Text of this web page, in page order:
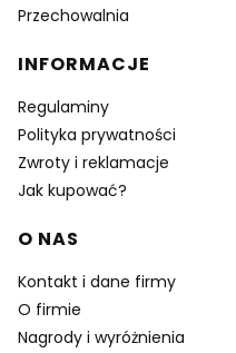
Przechowalnia
INFORMACJE
Regulaminy
Polityka prywatności
Zwroty i reklamacje
Jak kupować?
O NAS
Kontakt i dane firmy
O firmie
Nagrody i wyróżnienia